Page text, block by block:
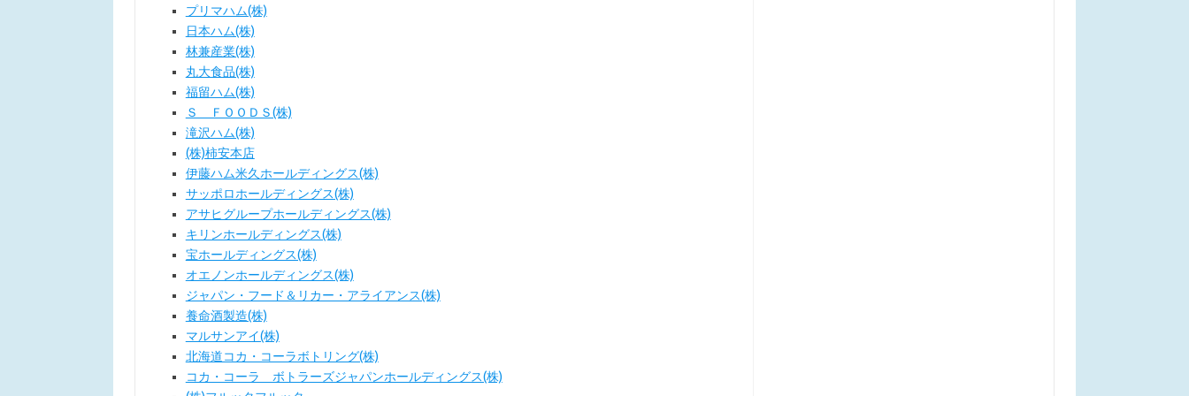
プリマハム(株)
日本ハム(株)
林兼産業(株)
丸大食品(株)
福留ハム(株)
Ｓ ＦＯＯＤＳ(株)
滝沢ハム(株)
(株)柿安本店
伊藤ハム米久ホールディングス(株)
サッポロホールディングス(株)
アサヒグループホールディングス(株)
キリンホールディングス(株)
宝ホールディングス(株)
オエノンホールディングス(株)
ジャパン・フード＆リカー・アライアンス(株)
養命酒製造(株)
マルサンアイ(株)
北海道コカ・コーラボトリング(株)
コカ・コーラ ボトラーズジャパンホールディングス(株)